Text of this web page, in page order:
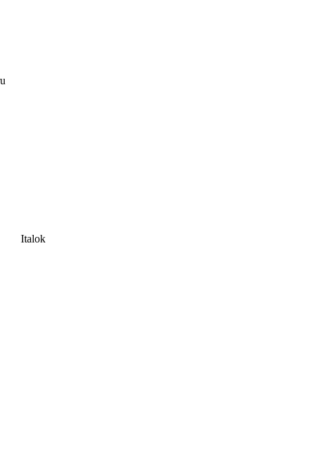
Italok